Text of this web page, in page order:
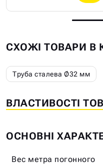
СХОЖІ ТОВАРИ В
Труба сталева Ø32 мм
ВЛАСТИВОСТІ
ОСНОВНІ
Вес метра погонного